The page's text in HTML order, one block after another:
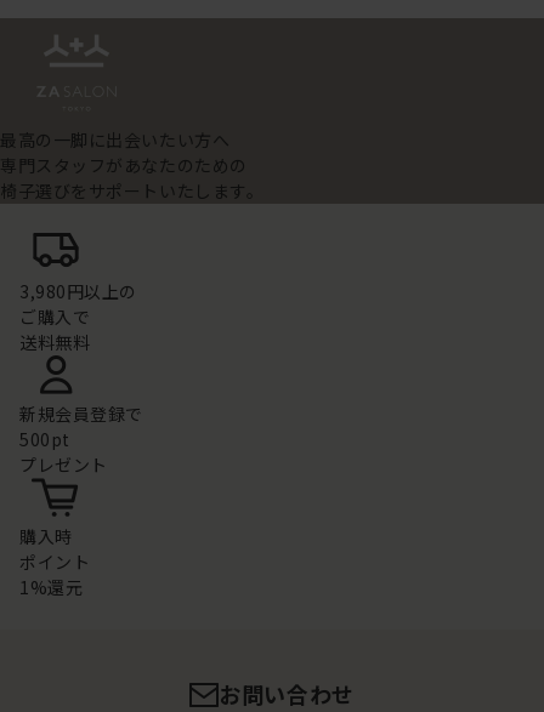
最高の一脚に出会いたい方へ
専門スタッフがあなたのための
椅子選びをサポートいたします。
3,980円以上の
ご購入で
送料無料
新規会員登録で
500pt
プレゼント
購入時
ポイント
1%還元
お問い合わせ